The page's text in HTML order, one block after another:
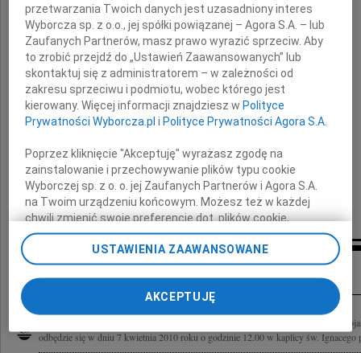
Janusz Bojar
Geodeta
Martusi i Bartkowi
serdeczne wyrazy współczucia
składają
Danuta i Ryszard z rodziną
Inne kondolencje
W dniu 26 marca 2010 roku zmarł, przeżywszy 74 lata mgr inż. geodeta Janusz
odbędzie się w dniu 7 kwietnia 2010 roku o godzinie 12.00 w kaplicy św. Ignacego
przetwarzania Twoich danych jest uzasadniony interes
Wyborcza sp. z o.o., jej spółki powiązanej – Agora S.A. – lub
Zaufanych Partnerów, masz prawo wyrazić sprzeciw. Aby
to zrobić przejdź do „Ustawień Zaawansowanych” lub
skontaktuj się z administratorem – w zależności od
zakresu sprzeciwu i podmiotu, wobec którego jest
kierowany. Więcej informacji znajdziesz w Polityce
Prywatności Wyborcza.pl i Polityce Prywatności Agora S.A.
Poprzez kliknięcie "Akceptuję" wyrażasz zgodę na
zainstalowanie i przechowywanie plików typu cookie
Wyborczej sp. z o. o. jej Zaufanych Partnerów i Agora S.A.
na Twoim urządzeniu końcowym. Możesz też w każdej
chwili zmienić swoje preferencje dot. plików cookie,
ponownie wywołując narzędzie do zarządzania Twoimi
preferencjami dot. przetwarzania danych poprzez
odnośnik „Ustawienia prywatności” w stopce serwisu i
przechodząc do sekcji „Ustawienia zaawansowane”.
Zmiana ustawień plików cookie możliwa jest także za
pomocą ustawień przeglądarki.
My, nasi Zaufani Partnerzy i Agora S.A. możemy
USTAWIENIA ZAAWANSOWANE
AKCEPTUJĘ